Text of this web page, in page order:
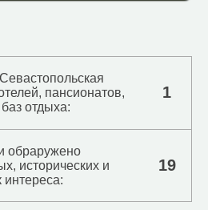
пансионатов,
отдыха:
1
обраружено
исторических и
интереса:
19